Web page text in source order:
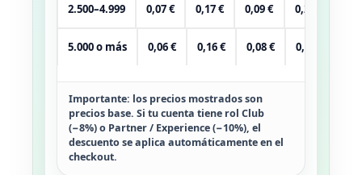
2.500–4.999 0,07 € 0,17 € 0,09 € 0,22 €
5.000 o más 0,06 € 0,16 € 0,08 € 0,21 €
Importante: los precios mostrados son
precios base. Si tu cuenta tiene rol Club
(−8%)o Partner / Experience (−10%), el
descuento se aplica automáticamente en el
checkout.